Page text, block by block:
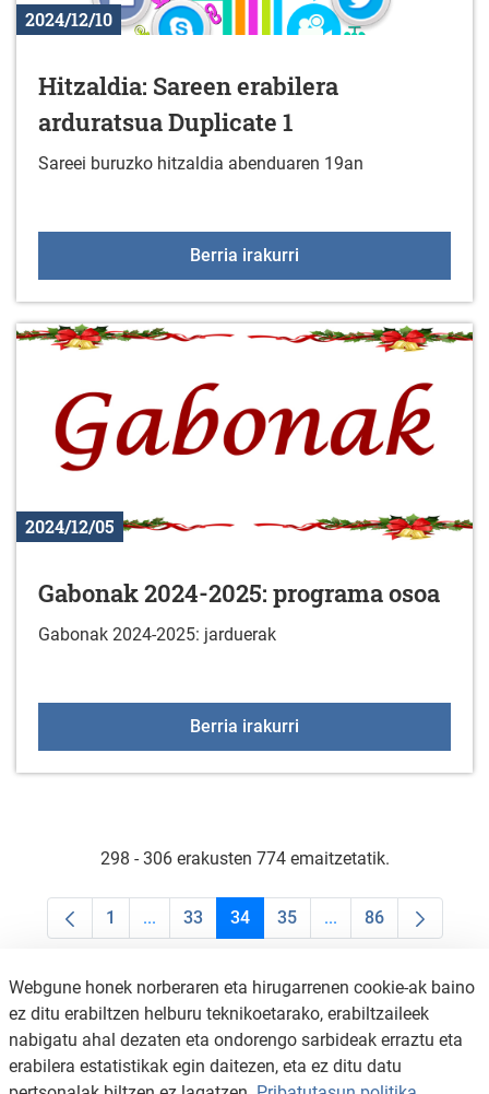
2024/12/10
Hitzaldia: Sareen erabilera
arduratsua Duplicate 1
Sareei buruzko hitzaldia abenduaren 19an
Berria irakurri
2024/12/05
Gabonak 2024-2025: programa osoa
Gabonak 2024-2025: jarduerak
Berria irakurri
298 - 306 erakusten 774 emaitzetatik.
Orrialdea
1 ...Intermediate Pages Use TAB to navigate.
Orrialdea
33 Orrialdea
34 Orrialdea
35 ...Intermediate Pages
Orrialdea
86
Webgune honek norberaren eta hirugarrenen cookie-ak baino
ez ditu erabiltzen helburu teknikoetarako, erabiltzaileek
nabigatu ahal dezaten eta ondorengo sarbideak erraztu eta
erabilera estatistikak egin daitezen, eta ez ditu datu